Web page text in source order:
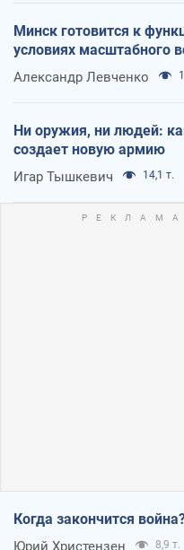
Минск готовится к
условиях масштабного
Александр Левченко
Ни оружия, ни людей:
создает новую армию
Игар Тышкевич 14,1 т.
Когда закончится
Юрий Христензен 8,9 т.